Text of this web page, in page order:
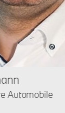
Automobile